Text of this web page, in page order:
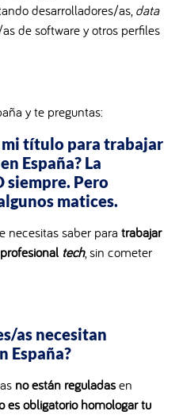
desarrolladores/as, data
de software y otros perfiles
y te preguntas:
título para trabajar
España? La
siempre. Pero
matices.
necesitas saber para trabajar
tech, sin cometer
as necesitan
España?
no están reguladasen
es obligatorio homologar tu